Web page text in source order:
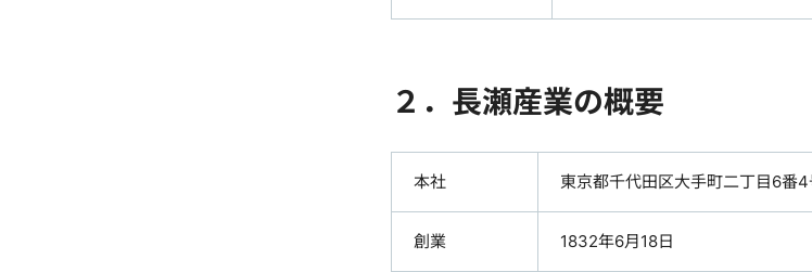
２．長瀬産業の概要
本社 東京都千代田区大手町二丁目6番
創業 1832年6月18日